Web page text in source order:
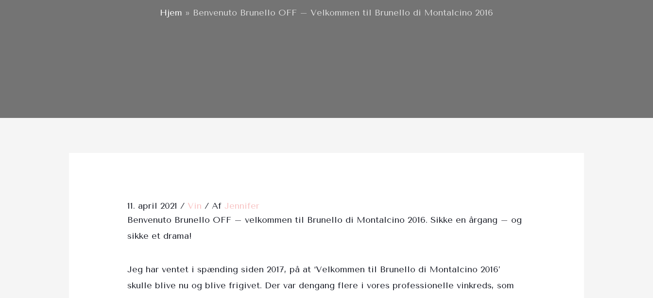
Hjem » Benvenuto Brunello OFF – Velkommen til Brunello di Montalcino 2016
11. april 2021/ Vin / Af Jennifer
Benvenuto Brunello OFF – velkommen til Brunello di Montalcino 2016. Sikke en årgang – og
sikke et drama!
Jeg har ventet i spænding siden 2017, på at ‘Velkommen til Brunello di Montalcino 2016’
skulle blive nu og blive frigivet. Der var dengang flere i vores professionelle vinkreds, som